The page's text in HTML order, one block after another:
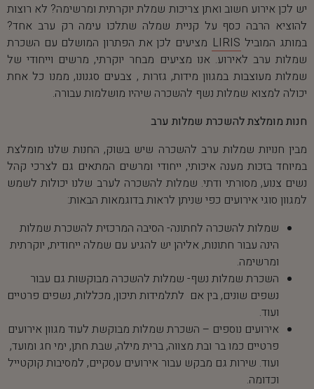
יש לכן אירוע חשוב ואתן צריכות שמלת יוקרתית ומרשימה? לא רוצות
להוציא הרבה כסף על קניית שמלה שתלכו עימה רק ערב אחד?
במותג המוביל LIRIS מציעים לכן את הפתרון המושלם עם השכרת
שמלות ערב לאירוע. אנו מציעים מבחר יוקרתי, מרשים וייחודי של
שמלות מעוצבות במגוון מידות, גזרות , צבעים סגנונו, ממנו כל אחת
יכולה למצוא שמלות נשף להשכרה שיהיו מושלמות עבורה.
חנות מומלצת להשכרת שמלות ערב
מבין חנויות שמלות ערב להשכרה שיש בשוק, החנות שלנו מומלצת
במיוחד בזכות מענה איכותי, ייחודי ומרשים המתאים גם לצרכי קהל
נשים צנוע, מסורתי ודתי. שמלות להשכרה לערב שלנו יכולות לשמש
למגוון סוגי אירועים כפי שניתן לראות בדוגמאות הבאות:
שמלות להשכרה לחתונה- הסיבה המרכזית להשכרת שמלות
הינה עבור חתונות, אליהן יש להגיע עם שמלה ייחודית, יוקרתית
ומרשימה.
השכרת שמלות נשף- שמלות להשכרה מבוקשות גם עבור
נשפים שונים, בין אם לתלמידות תיכון, מכללות, נשפים פרטיים
ועוד.
אירועים נוספים – השכרת שמלות מבוקשת לעוד מגוון אירועים
פרטיים כמו בר ובת מצווה, ברית מילה, שבת חתן, ימי חג ומועד,
ועוד. שירות גם מבקש עבור אירועים עסקיים, למסיבות קוקטייל
וכדומה.